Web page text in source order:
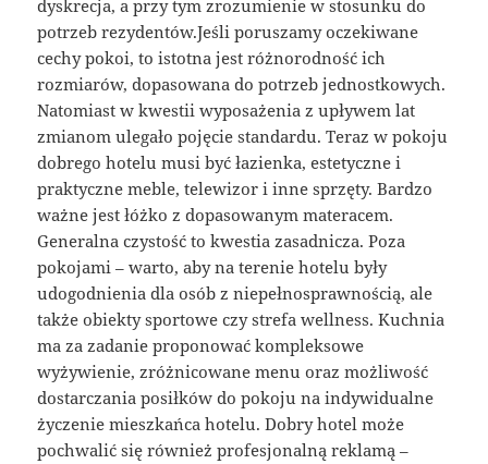
dyskrecja, a przy tym zrozumienie w stosunku do
potrzeb rezydentów.Jeśli poruszamy oczekiwane
cechy pokoi, to istotna jest różnorodność ich
rozmiarów, dopasowana do potrzeb jednostkowych.
Natomiast w kwestii wyposażenia z upływem lat
zmianom ulegało pojęcie standardu. Teraz w pokoju
dobrego hotelu musi być łazienka, estetyczne i
praktyczne meble, telewizor i inne sprzęty. Bardzo
ważne jest łóżko z dopasowanym materacem.
Generalna czystość to kwestia zasadnicza. Poza
pokojami – warto, aby na terenie hotelu były
udogodnienia dla osób z niepełnosprawnością, ale
także obiekty sportowe czy strefa wellness. Kuchnia
ma za zadanie proponować kompleksowe
wyżywienie, zróżnicowane menu oraz możliwość
dostarczania posiłków do pokoju na indywidualne
życzenie mieszkańca hotelu. Dobry hotel może
pochwalić się również profesjonalną reklamą –